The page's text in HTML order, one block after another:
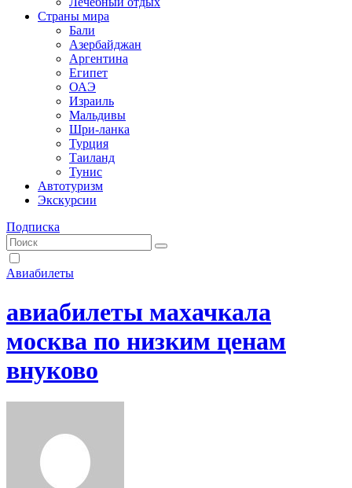
Страны мира
Бали
Азербайджан
Аргентина
Египет
ОАЭ
Израиль
Мальдивы
Шри-ланка
Турция
Таиланд
Тунис
Автотуризм
Экскурсии
Подписка
Авиабилеты
авиабилеты махачкала
москва по низким ценам
внуково